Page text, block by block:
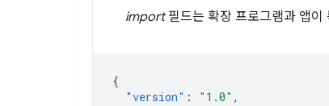
import필드는 확장 프로그램과 앱이
{
"version" : "1.0" ,